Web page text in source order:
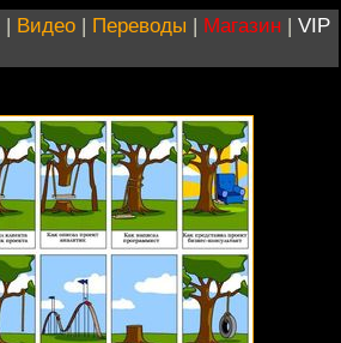
| Видео | Переводы | Магазин | VIP